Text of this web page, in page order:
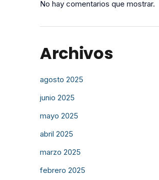
No hay comentarios que mostrar.
Archivos
agosto 2025
junio 2025
mayo 2025
abril 2025
marzo 2025
febrero 2025